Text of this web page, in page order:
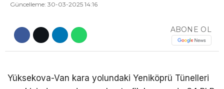
MAGAZIN
DÜNYA
Güncelleme: 30-03-2025 14:16
ABONE OL
Yüksekova-Van kara yolundaki Yeniköprü Tünelleri